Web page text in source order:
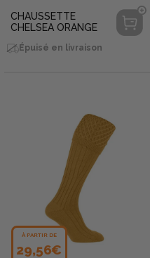
CHAUSSETTE
CHELSEA ORANGE
Épuisé en livraison
À PARTIR DE
29,56€